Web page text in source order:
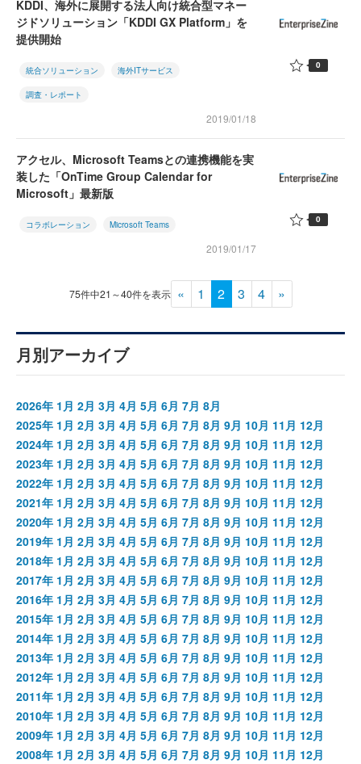
KDDI、海外に展開する法人向け統合型マネー
ジドソリューション「KDDI GX Platform」を
提供開始
統合ソリューション 海外ITサービス
調査・レポート
2019/01/18
0
アクセル、Microsoft Teamsとの連携機能を実
装した「OnTime Group Calendar for
Microsoft」最新版
コラボレーション Microsoft Teams
2019/01/17
0
75件中21～40件を表示 « 1 2 3 4 »
月別アーカイブ
2026年 1月 2月 3月 4月 5月 6月 7月 8月
2025年 1月 2月 3月 4月 5月 6月 7月 8月 9月 10月 11月 12月
2024年 1月 2月 3月 4月 5月 6月 7月 8月 9月 10月 11月 12月
2023年 1月 2月 3月 4月 5月 6月 7月 8月 9月 10月 11月 12月
2022年 1月 2月 3月 4月 5月 6月 7月 8月 9月 10月 11月 12月
2021年 1月 2月 3月 4月 5月 6月 7月 8月 9月 10月 11月 12月
2020年 1月 2月 3月 4月 5月 6月 7月 8月 9月 10月 11月 12月
2019年 1月 2月 3月 4月 5月 6月 7月 8月 9月 10月 11月 12月
2018年 1月 2月 3月 4月 5月 6月 7月 8月 9月 10月 11月 12月
2017年 1月 2月 3月 4月 5月 6月 7月 8月 9月 10月 11月 12月
2016年 1月 2月 3月 4月 5月 6月 7月 8月 9月 10月 11月 12月
2015年 1月 2月 3月 4月 5月 6月 7月 8月 9月 10月 11月 12月
2014年 1月 2月 3月 4月 5月 6月 7月 8月 9月 10月 11月 12月
2013年 1月 2月 3月 4月 5月 6月 7月 8月 9月 10月 11月 12月
2012年 1月 2月 3月 4月 5月 6月 7月 8月 9月 10月 11月 12月
2011年 1月 2月 3月 4月 5月 6月 7月 8月 9月 10月 11月 12月
2010年 1月 2月 3月 4月 5月 6月 7月 8月 9月 10月 11月 12月
2009年 1月 2月 3月 4月 5月 6月 7月 8月 9月 10月 11月 12月
2008年 1月 2月 3月 4月 5月 6月 7月 8月 9月 10月 11月 12月